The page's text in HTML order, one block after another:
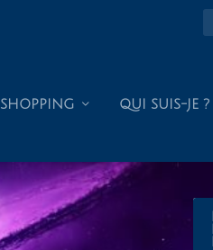
SHOPPING QUI SUIS-JE ?